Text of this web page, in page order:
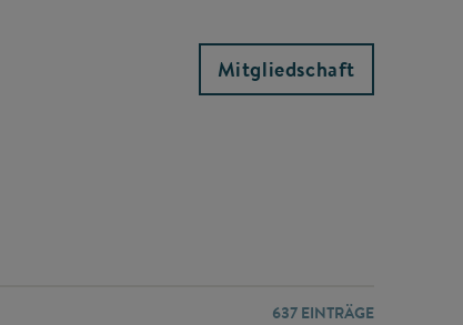
Mitgliedschaft
637 EINTRÄGE